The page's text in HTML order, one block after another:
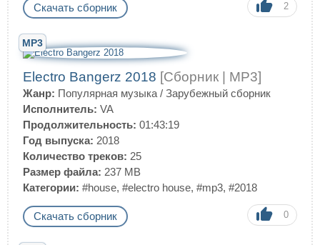
Скачать сборник 2
MP3
Electro Bangerz 2018 [Сборник | MP3]
Жанр: Популярная музыка / Зарубежный сборник
Исполнитель: VA
Продолжительность: 01:43:19
Год выпуска: 2018
Количество треков: 25
Размер файла: 237 MB
Категории: #house, #electro house, #mp3, #2018
Скачать сборник 0